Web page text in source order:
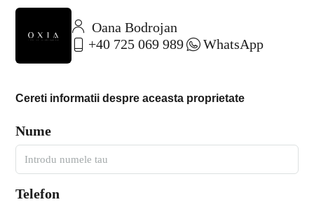
Oana Bodrojan
+40 725 069 989
WhatsApp
Cereti informatii despre aceasta proprietate
Nume
Telefon